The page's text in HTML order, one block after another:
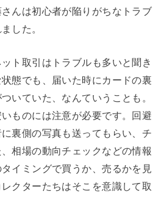
んは初心者が陥りがちなトラブ
した。
ット取引はトラブルも多いと聞き
態でも、届いた時にカードの裏
いていた、なんていうことも。
ものには注意が必要です。回避
裏側の写真も送ってもらい、チ
相場の動向チェックなどの情報
イミングで買うか、売るかを見
クターたちはそこを意識して取